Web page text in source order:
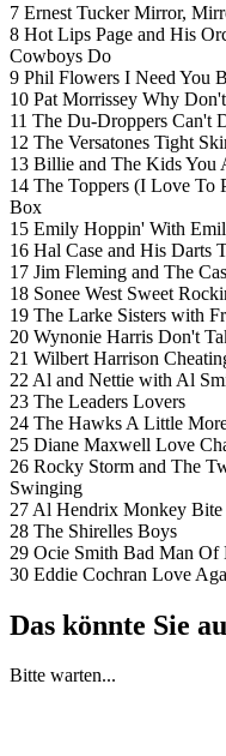
7 Ernest Tucker Mirror,
8 Hot Lips Page and His
Cowboys Do
9 Phil Flowers I Need You
10 Pat Morrissey Why
11 The Du-Droppers Can't
12 The Versatones Tight
13 Billie and The Kids You
14 The Toppers (I Love To
Box
15 Emily Hoppin' With
16 Hal Case and His Darts
17 Jim Fleming and The
18 Sonee West Sweet
19 The Larke Sisters with
20 Wynonie Harris Don't
21 Wilbert Harrison
22 Al and Nettie with Al
23 The Leaders Lovers
24 The Hawks A Little
25 Diane Maxwell Love
26 Rocky Storm and The
Swinging
27 Al Hendrix Monkey Bite
28 The Shirelles Boys
29 Ocie Smith Bad Man Of
30 Eddie Cochran Love
Das könnte Sie
Bitte warten...